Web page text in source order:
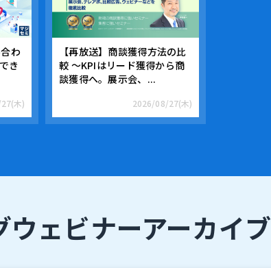
わ
き
木)
【再放送】商談獲得方法の比
較 ～KPIはリード獲得から商
談獲得へ。展示会、...
2026/08/27(木)
ウェビナーアーカイブ